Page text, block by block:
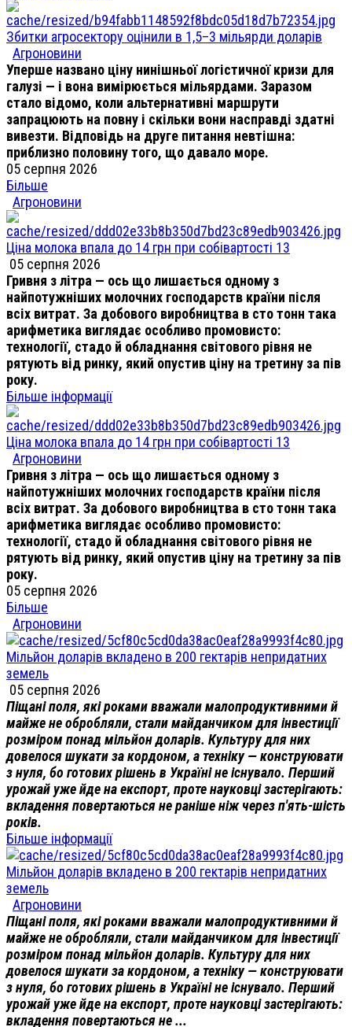
Збитки агросектору оцінили в 1,5–3 мільярди доларів
Агроновини
Уперше названо ціну нинішньої логістичної кризи для
галузі — і вона вимірюється мільярдами. Заразом
стало відомо, коли альтернативні маршрути
запрацюють на повну і скільки вони насправді здатні
вивезти. Відповідь на друге питання невтішна:
приблизно половину того, що давало море.
05 серпня 2026
Більше
Агроновини
Ціна молока впала до 14 грн при собівартості 13
05 серпня 2026
Гривня з літра — ось що лишається одному з
найпотужніших молочних господарств країни після
всіх витрат. За добового виробництва в сто тонн така
арифметика виглядає особливо промовисто:
технології, стадо й обладнання світового рівня не
рятують від ринку, який опустив ціну на третину за пів
року.
Більше інформації
Ціна молока впала до 14 грн при собівартості 13
Агроновини
Гривня з літра — ось що лишається одному з
найпотужніших молочних господарств країни після
всіх витрат. За добового виробництва в сто тонн така
арифметика виглядає особливо промовисто:
технології, стадо й обладнання світового рівня не
рятують від ринку, який опустив ціну на третину за пів
року.
05 серпня 2026
Більше
Агроновини
Мільйон доларів вкладено в 200 гектарів непридатних
земель
05 серпня 2026
Піщані поля, які роками вважали малопродуктивними й
майже не обробляли, стали майданчиком для інвестиції
розміром понад мільйон доларів. Культуру для них
довелося шукати за кордоном, а техніку — конструювати
з нуля, бо готових рішень в Україні не існувало. Перший
урожай уже йде на експорт, проте науковці застерігають:
вкладення повертаються не раніше ніж через п'ять-шість
років.
Більше інформації
Мільйон доларів вкладено в 200 гектарів непридатних
земель
Агроновини
Піщані поля, які роками вважали малопродуктивними й
майже не обробляли, стали майданчиком для інвестиції
розміром понад мільйон доларів. Культуру для них
довелося шукати за кордоном, а техніку — конструювати
з нуля, бо готових рішень в Україні не існувало. Перший
урожай уже йде на експорт, проте науковці застерігають:
вкладення повертаються не ...